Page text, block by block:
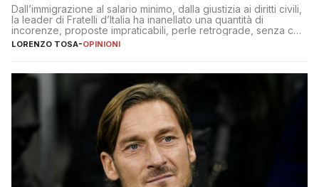
Dall’immigrazione al salario minimo, dalla giustizia ai diritti civili,
la leader di Fratelli d’Italia ha inanellato una quantità di
incorenze, proposte impraticabili, perle retrograde, senza che
nessuno – a destra come a sinistra – glielo abbia fatto notare
LORENZO TOSA-OPINIONI